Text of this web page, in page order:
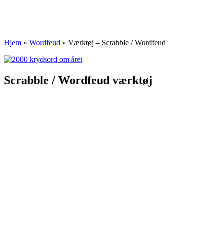
Hjem » Wordfeud » Værktøj – Scrabble / Wordfeud
Scrabble / Wordfeud værktøj